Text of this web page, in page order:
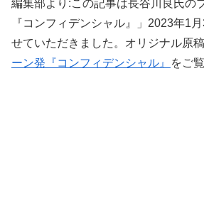
編集部より:この記事は長谷川良氏の
『コンフィデンシャル』」2023年1
せていただきました。オリジナル原
ーン発『コンフィデンシャル』
をご